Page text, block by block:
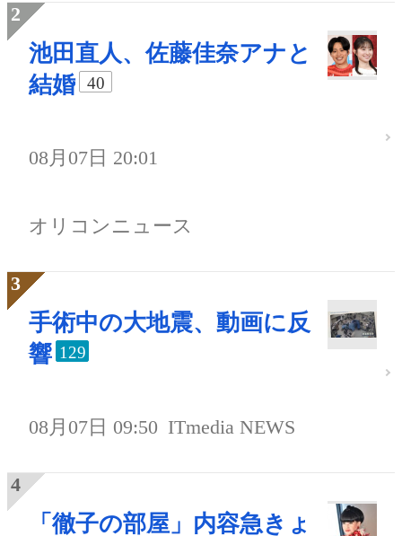
池田直人、佐藤佳奈アナと
結婚
40
08月07日 20:01
オリコンニュース
手術中の大地震、動画に反
響 129
08月07日 09:50 ITmedia NEWS
「徹子の部屋」内容急きょ